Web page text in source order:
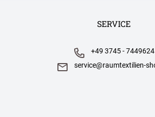
SERVICE
+49 3745 - 7449624
service@raumtextilien-